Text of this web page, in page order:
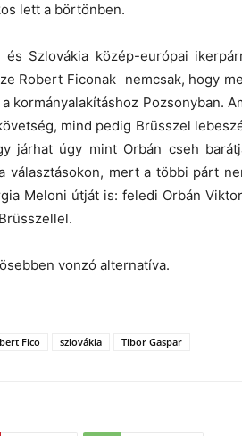
lett a börtönben.
Szlovákia közép-európai
Robert Ficonak nemcsak, hogy
kormányalakításhoz Pozsonyban.
mind pedig Brüsszel
járhat úgy mint Orbán cseh
választásokon, mert a többi párt
Meloni útját is: feledi Orbán
vonzó alternatíva.
Fico szlovákia Tibor Gaspar